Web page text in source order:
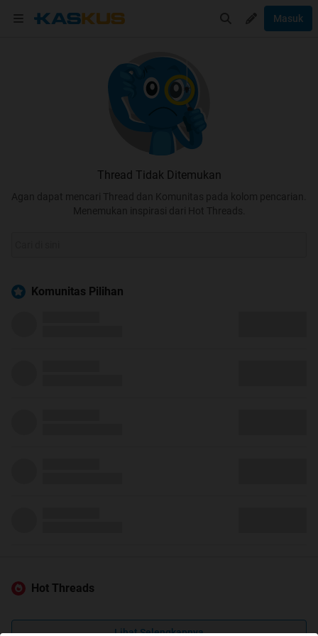
Masuk
Thread Tidak Ditemukan
Agan dapat mencari Thread dan Komunitas pada kolom pencarian.
Menemukan inspirasi dari Hot Threads.
Komunitas Pilihan
Hot Threads
Lihat Selengkapnya